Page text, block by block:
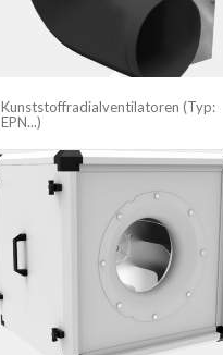
Kunststoffradialventilatoren (Typ:
EPN...)